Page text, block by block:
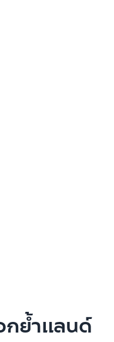
กย้ำแลนด์